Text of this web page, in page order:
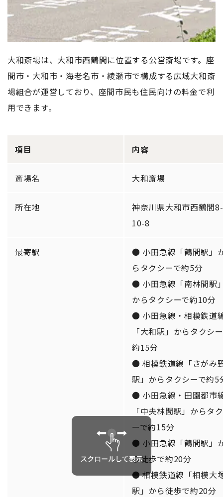
大和斎場は、大和市西鶴間に位置する公営斎場です。座
間市・大和市・海老名市・綾瀬市で構成する広域大和斎
場組合が運営しており、座間市民も住民向けの料金で利
用できます。
項目 内容
斎場名 大和斎場
所在地
神奈川県大和市西鶴間8-
10-8
最寄駅
● 小田急線「鶴間駅」
らタクシーで約5分
● 小田急線「南林間駅
からタクシーで約10分
● 小田急線・相模鉄道
「大和駅」からタクシ
約15分
● 相模鉄道線「さがみ
駅」からタクシーで約5
● 小田急線・田園都市
「中央林間駅」からタ
ーで約15分
● 小田急線「鶴間駅」
ら徒歩で約20分
● 相模鉄道線「相模大
駅」から徒歩で約20分